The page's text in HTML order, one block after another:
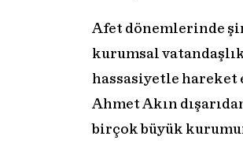
Afet dönemlerinde
kurumsal
hassasiyetle hareket
Ahmet Akın
birçok büyük